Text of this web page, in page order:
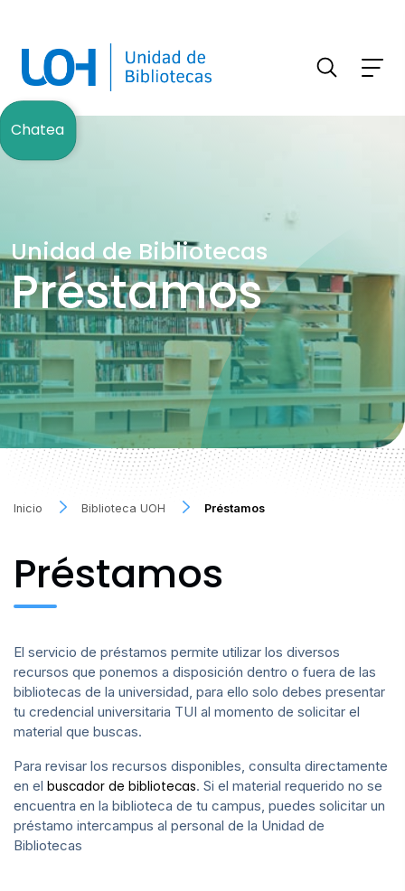
Unidad de Bibliotecas
Préstamos
Inicio Biblioteca UOH Préstamos
Préstamos
El servicio de préstamos permite utilizar los diversos
recursos que ponemos a disposición dentro o fuera de las
bibliotecas de la universidad, para ello solo debes presentar
tu credencial universitaria TUI al momento de solicitar el
material que buscas.
Para revisar los recursos disponibles, consulta directamente
en el buscador de bibliotecas. Si el material requerido no se
encuentra en la biblioteca de tu campus, puedes solicitar un
préstamo intercampus al personal de la Unidad de
Bibliotecas
Chatea